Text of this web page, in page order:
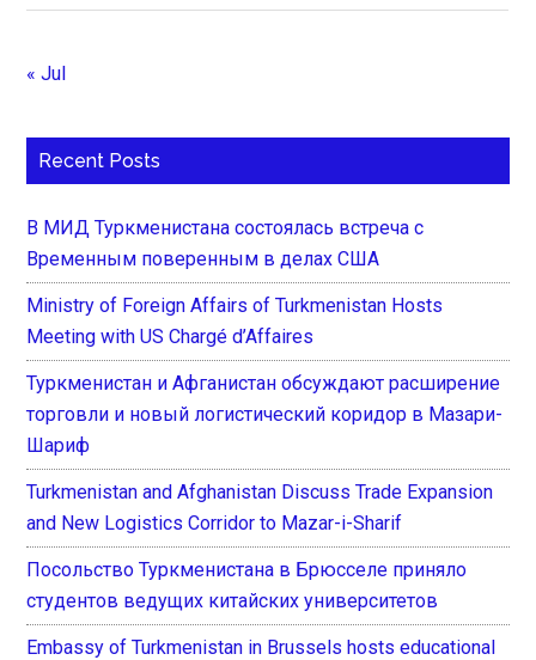
« Jul
Recent Posts
В МИД Туркменистана состоялась встреча с
Временным поверенным в делах США
Ministry of Foreign Affairs of Turkmenistan Hosts
Meeting with US Chargé d’Affaires
Туркменистан и Афганистан обсуждают расширение
торговли и новый логистический коридор в Мазари-
Шариф
Turkmenistan and Afghanistan Discuss Trade Expansion
and New Logistics Corridor to Mazar-i-Sharif
Посольство Туркменистана в Брюсселе приняло
студентов ведущих китайских университетов
Embassy of Turkmenistan in Brussels hosts educational